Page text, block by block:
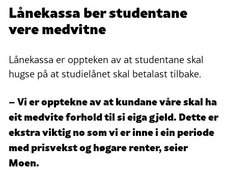
Lånekassa ber studentane
vere medvitne
Lånekassa er oppteken av at studentane skal
hugse på at studielånet skal betalast tilbake.
– Vi er opptekne av at kundane våre skal ha
eit medvite forhold til si eiga gjeld. Dette er
ekstra viktig no som vi er inne i ein periode
med prisvekst og høgare renter, seier
Moen.